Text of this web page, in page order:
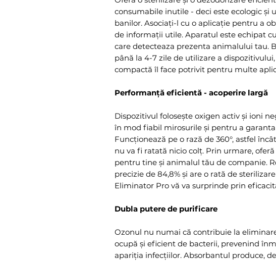
consumabile inutile - deci este ecologic și
banilor. Asociați-l cu o aplicație pentru a
de informații utile. Aparatul este echipat
care detecteaza prezenta animalului tau.
până la 4-7 zile de utilizare a
compactă îl face potrivit pentru multe
Performanță eficientă - acoperire largă
Dispozitivul folosește oxigen activ și ioni
în mod fiabil mirosurile și pentru a
Funcționează pe o rază de 360°, astfel
nu va fi ratată nicio colț. Prin urmare,
pentru tine și animalul tău de companie.
precizie de 84,8% și are o rată de
Eliminator Pro vă va surprinde prin
Dubla putere de purificare
Ozonul nu numai că contribuie la
ocupă și eficient de bacterii, prevenind
apariția infecțiilor. Absorbantul produce,